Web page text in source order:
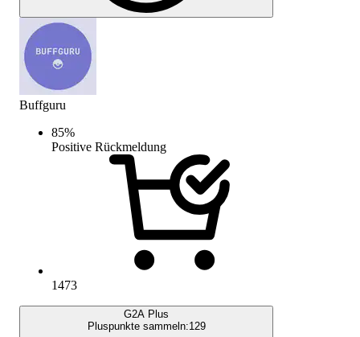
Buffguru
85%
Positive Rückmeldung
1473
G2A Plus
Pluspunkte sammeln:129